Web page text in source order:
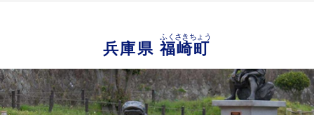
兵庫県福崎町
ふくさきちょう